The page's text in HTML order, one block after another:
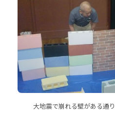
大地震で崩れる壁がある通